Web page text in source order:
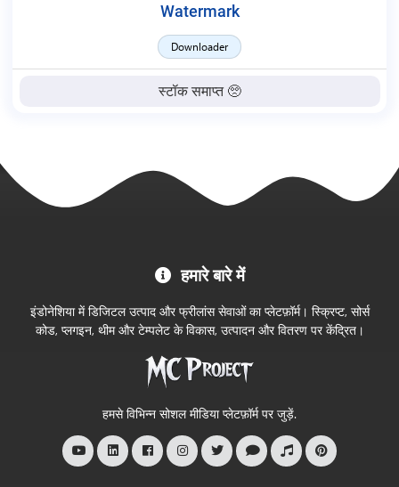
Watermark
Downloader
स्टॉक समाप्त 🥺
आधिकारिक
हमारे बारे में
इंडोनेशिया में डिजिटल उत्पाद और फ्रीलांस सेवाओं का प्लेटफ़ॉर्म। स्क्रिप्ट, सोर्स
कोड, प्लगइन, थीम और टेम्पलेट के विकास, उत्पादन और वितरण पर केंद्रित।
हमसे विभिन्न सोशल मीडिया प्लेटफ़ॉर्म पर जुड़ें.